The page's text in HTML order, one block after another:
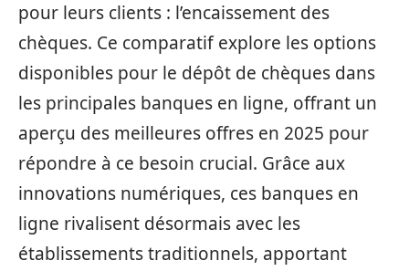
pour leurs clients : l’encaissement des
chèques. Ce comparatif explore les options
disponibles pour le dépôt de chèques dans
les principales banques en ligne, offrant un
aperçu des meilleures offres en 2025 pour
répondre à ce besoin crucial. Grâce aux
innovations numériques, ces banques en
ligne rivalisent désormais avec les
établissements traditionnels, apportant